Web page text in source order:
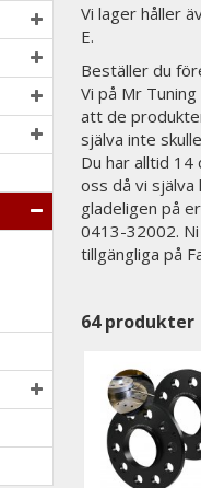
Vi lager håller
E.
Beställer du
Vi på Mr
att de
själva inte
Du har alltid
oss då vi
gladeligen på
0413-32002. Ni
tillgängliga på
64produkter